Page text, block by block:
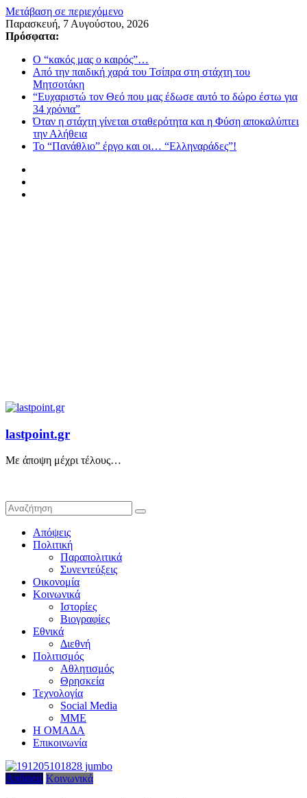
Μετάβαση σε περιεχόμενο
Παρασκευή, 7 Αυγούστου, 2026
Πρόσφατα:
Ο “κακός μας ο καιρός”…
Από την παιδική χαρά του Τσίπρα στη στάχτη του
Μητσοτάκη
“Ευχαριστώ τον Θεό που μας έδωσε αυτό το δώρο έστω για
34 χρόνια”
Όταν η στάχτη γίνεται σταθερότητα και η Φύση αποκαλύπτει
την Αλήθεια
Το “Πανάθλιο” έργο και οι… “Ελληναράδες”!
lastpoint.gr
Με άποψη μέχρι τέλους…
Απόψεις
Πολιτική
Παραπολιτικά
Συνεντεύξεις
Οικονομία
Κοινωνικά
Ιστορίες
Βιογραφίες
Εθνικά
Διεθνή
Πολιτισμός
Αθλητισμός
Θρησκεία
Τεχνολογία
Social Media
ΜΜΕ
Η ΟΜΑΔΑ
Επικοινωνία
Απόψεις Κοινωνικά